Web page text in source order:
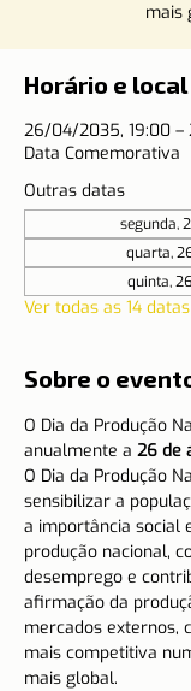
mais
Horário e local
26/04/2035, 19:00 –
Data Comemorativa
Outras datas
segunda,
quarta,
quinta,
Ver todas as 14 datas
Sobre o
O Dia da Produção
anualmente a 26 de
O Dia da Produção
sensibilizar a
a importância social
produção nacional,
desemprego e
afirmação da
mercados externos,
mais competitiva
mais global.